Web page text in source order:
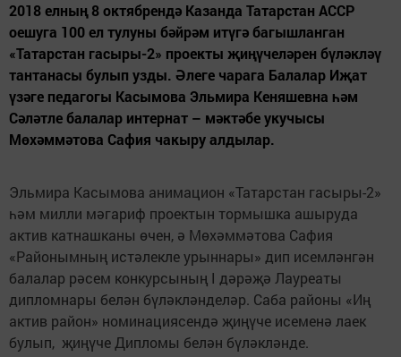
2018 елның 8 октябрендә Казанда Татарстан АССР
оешуга 100 ел тулуны бәйрәм итүгә багышланган
«Татарстан гасыры-2» проекты җиңүчеләрен бүләкләү
тантанасы булып узды. Әлеге чарага Балалар Иҗат
үзәге педагогы Касымова Эльмира Кеняшевна һәм
Сәләтле балалар интернат – мәктәбе укучысы
Мөхәммәтова Сафия чакыру алдылар.
Эльмира Касымова анимацион «Татарстан гасыры-2»
һәм милли мәгариф проектын тормышка ашыруда
актив катнашканы өчен, ә Мөхәммәтова Сафия
«Районымның истәлекле урыннары» дип исемләнгән
балалар рәсем конкурсының I дәрәҗә Лауреаты
дипломнары белән бүләкләнделәр. Саба районы «Иң
актив район» номинациясендә җиңүче исеменә лаек
булып, җиңүче Дипломы белән бүләкләнде.